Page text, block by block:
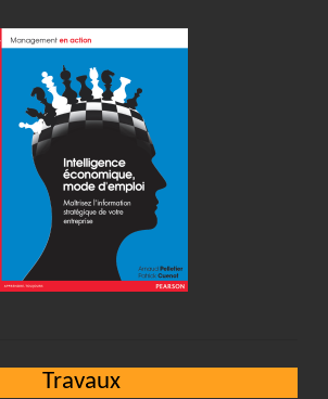
Travaux